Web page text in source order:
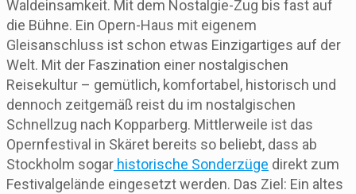
Waldeinsamkeit. Mit dem Nostalgie-Zug bis fast auf
die Bühne. Ein Opern-Haus mit eigenem
Gleisanschluss ist schon etwas Einzigartiges auf der
Welt. Mit der Faszination einer nostalgischen
Reisekultur – gemütlich, komfortabel, historisch und
dennoch zeitgemäß reist du im nostalgischen
Schnellzug nach Kopparberg. Mittlerweile ist das
Opernfestival in Skäret bereits so beliebt, dass ab
Stockholm sogar historische Sonderzüge direkt zum
Festivalgelände eingesetzt werden. Das Ziel: Ein altes